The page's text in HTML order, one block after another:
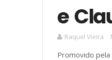
e
Raquel Vieira
Promovido